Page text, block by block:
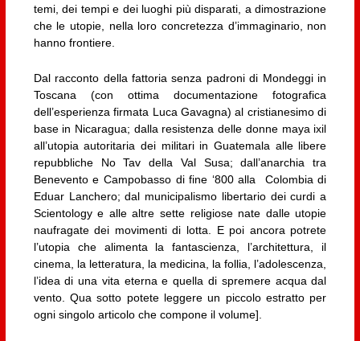
temi, dei tempi e dei luoghi più disparati, a dimostrazione
che le utopie, nella loro concretezza d’immaginario, non
hanno frontiere.
Dal racconto della fattoria senza padroni di Mondeggi in
Toscana (con ottima documentazione fotografica
dell’esperienza firmata Luca Gavagna) al cristianesimo di
base in Nicaragua; dalla resistenza delle donne maya ixil
all’utopia autoritaria dei militari in Guatemala alle libere
repubbliche No Tav della Val Susa; dall’anarchia tra
Benevento e Campobasso di fine ‘800 alla Colombia di
Eduar Lanchero; dal municipalismo libertario dei curdi a
Scientology e alle altre sette religiose nate dalle utopie
naufragate dei movimenti di lotta. E poi ancora potrete
l’utopia che alimenta la fantascienza, l’architettura, il
cinema, la letteratura, la medicina, la follia, l’adolescenza,
l’idea di una vita eterna e quella di spremere acqua dal
vento. Qua sotto potete leggere un piccolo estratto per
ogni singolo articolo che compone il volume].